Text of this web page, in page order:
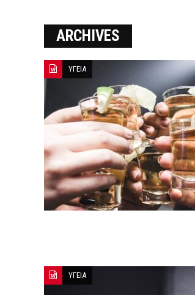
ARCHIVES
ΥΓΕΙΑ
ΥΓΕΙΑ